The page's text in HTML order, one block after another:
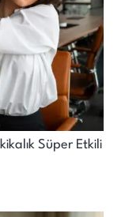
Süper Etkili